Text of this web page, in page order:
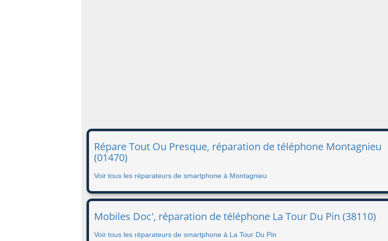
Répare Tout Ou Presque, réparation de téléphone Montagnieu
(01470)
Voir tous les réparateurs de smartphone à Montagnieu
Mobiles Doc', réparation de téléphone La Tour Du Pin (38110)
Voir tous les réparateurs de smartphone à La Tour Du Pin